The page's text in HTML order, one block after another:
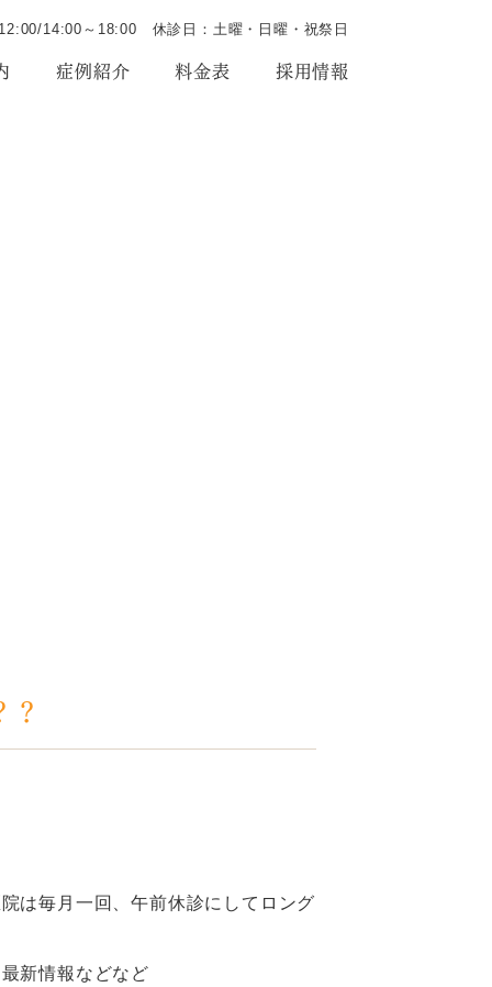
14:00～18:00 休診日：土曜・日曜・祝祭日
症例紹介 料金表 採用情報
は毎月一回、午前休診にしてロング
新情報などなど